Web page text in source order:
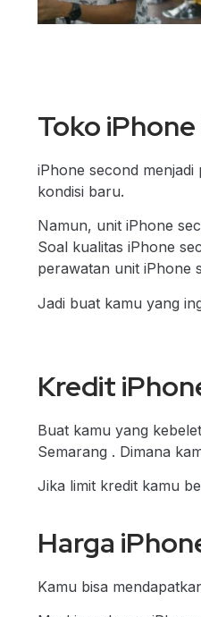
Toko
iPhone second
kondisi baru.
Namun, unit iPhone
Soal kualitas iPhone
perawatan unit iPhone
Jadi buat kamu yang
Kredit
Buat kamu yang
Semarang . Dimana
Jika limit kredit kamu
Harga
Kamu bisa